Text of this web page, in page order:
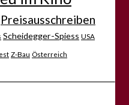
Preisausschreiben
Scheidegger-Spiess USA
Z-Bau Österreich